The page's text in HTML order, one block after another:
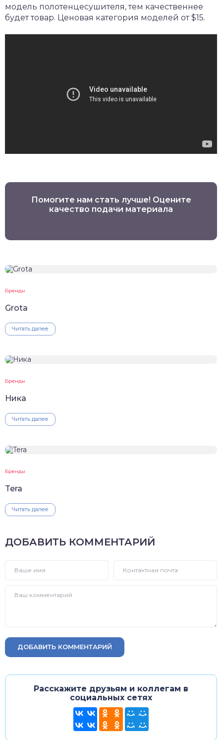
модель полотенцесушителя, тем качественнее
будет товар. Ценовая категория моделей от $15.
Помогите нам стать лучше! Оцените
качество подачи материала
Бренды
Grota
Читать далее
Бренды
Ника
Читать далее
Бренды
Tera
Читать далее
ДОБАВИТЬ КОММЕНТАРИЙ
ДОБАВИТЬ КОММЕНТАРИЙ
Расскажите друзьям и коллегам в
социальных сетях